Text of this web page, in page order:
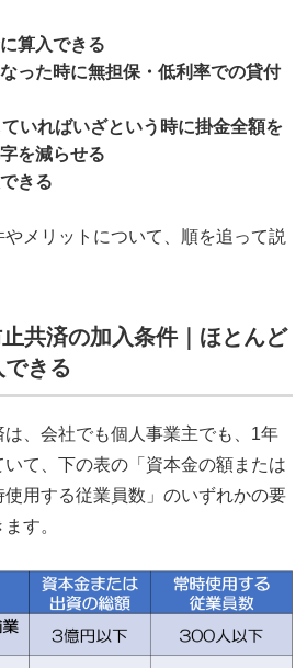
算入できる
った時に無担保・低利率での貸付
いればいざという時に掛金全額を
を減らせる
きる
メリットについて、順を追って説
共済の加入条件｜ほとんど
きる
、会社でも個人事業主でも、1年
いて、下の表の「資本金の額または
用する従業員数」のいずれかの要
す。